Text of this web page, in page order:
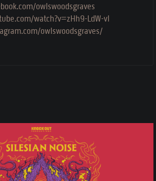
owlswoodsgraves
watch?v=zHh9-LdW-vI
owlswoodsgraves/